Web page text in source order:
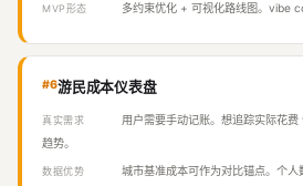
MVP形态 多约束优化 + 可视化路线图。vibe
#6游民成本仪表盘
真实需求
用户需要手动记账。想追踪实际花
趋势。
数据优势 城市基准成本可作为对比锚点。个人